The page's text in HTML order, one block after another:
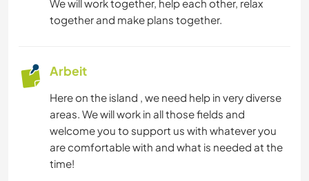
We will work together, help each other, relax
together and make plans together.
Arbeit
Here on the island , we need help in very diverse
areas. We will work in all those fields and
welcome you to support us with whatever you
are comfortable with and what is needed at the
time!